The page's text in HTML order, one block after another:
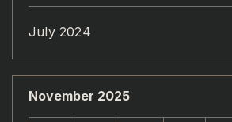
July 2024
November 2025